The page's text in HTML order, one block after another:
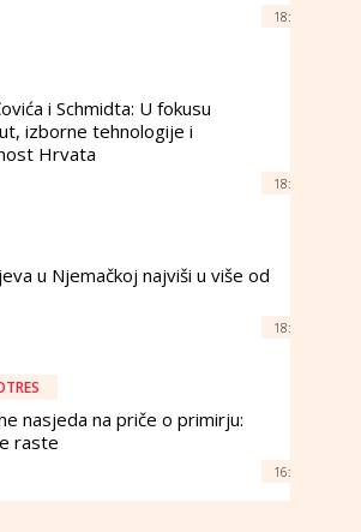
18:
i Schmidta: U fokusu
izborne tehnologije i
Hrvata
18:
u Njemačkoj najviši u više od
18:
nasjeda na priče o primirju:
raste
16: